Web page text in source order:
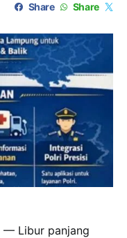
Share Share
— Libur panjang